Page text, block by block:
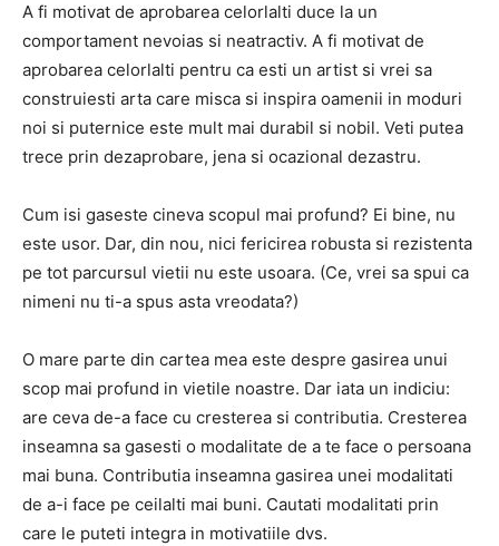
A fi motivat de aprobarea celorlalti duce la un
comportament nevoias si neatractiv. A fi motivat de
aprobarea celorlalti pentru ca esti un artist si vrei sa
construiesti arta care misca si inspira oamenii in moduri
noi si puternice este mult mai durabil si nobil. Veti putea
trece prin dezaprobare, jena si ocazional dezastru.
Cum isi gaseste cineva scopul mai profund? Ei bine, nu
este usor. Dar, din nou, nici fericirea robusta si rezistenta
pe tot parcursul vietii nu este usoara. (Ce, vrei sa spui ca
nimeni nu ti-a spus asta vreodata?)
O mare parte din cartea mea este despre gasirea unui
scop mai profund in vietile noastre. Dar iata un indiciu:
are ceva de-a face cu cresterea si contributia. Cresterea
inseamna sa gasesti o modalitate de a te face o persoana
mai buna. Contributia inseamna gasirea unei modalitati
de a-i face pe ceilalti mai buni. Cautati modalitati prin
care le puteti integra in motivatiile dvs.